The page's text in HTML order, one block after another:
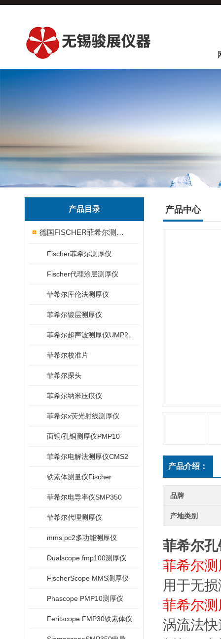
产品目录
德国FISCHER菲希尔测厚仪
Fischer菲希尔测厚仪
Fischer代理涂层测厚仪
菲希尔库伦法测厚仪
菲希尔镀层测厚仪
菲希尔校准片
菲希尔探头
菲希尔纳米压痕仪
菲希尔x荧光射线测厚仪
面铜/孔铜测厚仪PMP10
菲希尔电解法测厚仪CMS2
铁素体测量仪Fischer
菲希尔电导率仪SMP350
菲希尔代理测厚仪
mms pc2多功能测厚仪
Dualscope fmp100测厚仪
FischerScope MMS测厚仪
Phascope PMP10测厚仪
Feritscope FMP30铁素体仪
产品中心
产品介绍：
品牌
产地类别
菲希尔
菲希尔
用于无
菲希尔
涡流法